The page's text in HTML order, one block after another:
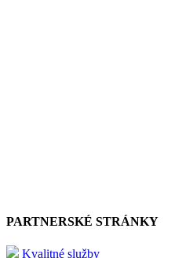
PARTNERSKÉ STRÁNKY
Kvalitné služby